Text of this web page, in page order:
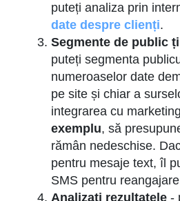
puteți analiza prin
date despre clienți.
Segmente de public
puteți segmenta
numeroaselor date
pe site și chiar a
integrarea cu
exemplu, să
rămân nedeschise.
pentru mesaje text, îl
SMS pentru
Analizați rezultatele -